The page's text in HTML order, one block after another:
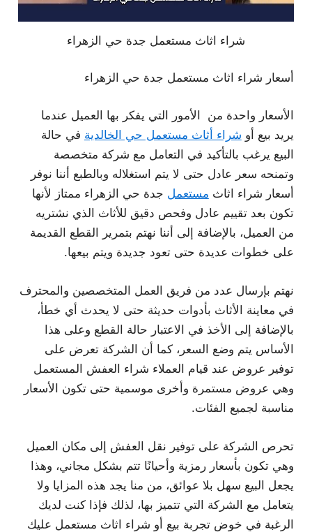
شراء اثاث مستعمل جدة حي الزهراء
أسعار شراء اثاث مستعمل جدة حي الزهراء
الأسعار واحدة من الأمور التي يفكر بها العميل عندما
يريد بيع أو شراء أثاث مستعمل حي الخالدية في حالة
البيع يرغب بالتأكيد في التعامل مع شركة متخصصة
وتمنحه سعر عادل حتى لا يتم استغلاله وبالطبع أننا نوفر
أسعار شراء اثاث مستعمل جدة حي الزهراء ممتاز لأنها
تكون بعد تقييم عادل وفحص دقيق للأثاث الذي نشتريه
من العميل، بالإضافة إلى أننا نهتم بتمرير القطع القديمة
على خطوات عديدة حتى تعود جديدة ويتم بيعها.
نهتم بإرسال عدد من فريق العمل المتخصصين والمحترف
في معاينة الأثاث بأدوات حديثة حتى لا يحدث أي خطأ،
بالإضافة إلى الأخذ في الاعتبار حالة القطع وعلى هذا
الأساس يتم وضع السعر، كما أن الشركة تعرض على
توفير عروض عند قيام العملاء شراء العفش المستعمل
وهي عروض مستمرة وأخرى موسمية حتى تكون الأسعار
مناسبة لجميع الفئات.
تحرص الشركة على توفير نقل العفش إلى مكان العميل
وهي تكون بأسعار رمزية وأحيانًا تتم بشكل مجاني، وهذا
يجعل البيع سهل بلا عوائق، من منا يجد هذه المزايا ولا
يتعامل مع الشركة التي تتميز بها، لذلك فإذا كنت لديك
الرغبة في خوض تجربة بيع أو شراء اثاث مستعمل عليك